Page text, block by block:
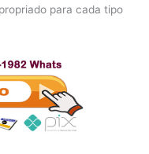
para cada tipo